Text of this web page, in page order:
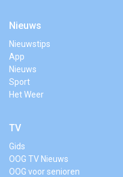
Nieuws
Nieuwstips
App
Nieuws
Sport
Het Weer
TV
Gids
OOG TV Nieuws
OOG voor senioren